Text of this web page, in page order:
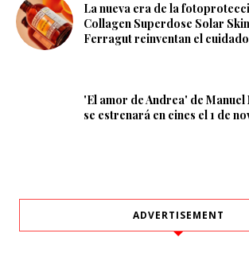
La nueva era de la
Collagen Superdose Solar
Ferragut reinventan el
'El amor de Andrea' de
se estrenará en cines el 1 de
ADVERTISEMENT